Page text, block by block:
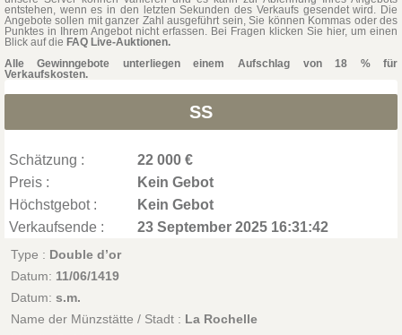
entstehen, wenn es in den letzten Sekunden des Verkaufs gesendet wird. Die
Angebote sollen mit ganzer Zahl ausgeführt sein, Sie können Kommas oder des
Punktes in Ihrem Angebot nicht erfassen. Bei Fragen klicken Sie hier, um einen
Blick auf die FAQ Live-Auktionen.
Alle Gewinngebote unterliegen einem Aufschlag von 18 % für
Verkaufskosten.
SS
Schätzung :
22 000 €
Preis :
Kein Gebot
Höchstgebot :
Kein Gebot
Verkaufsende :
23 September 2025 16:31:42
Type : Double d’or
Datum: 11/06/1419
Datum: s.m.
Name der Münzstätte / Stadt : La Rochelle